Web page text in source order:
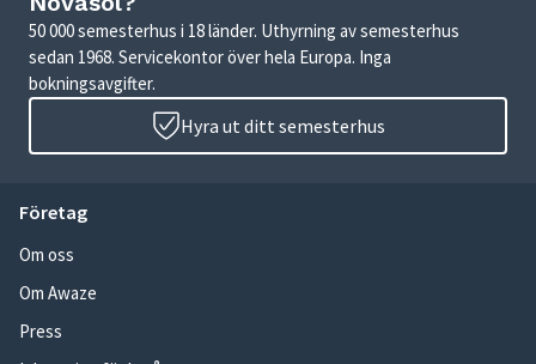
50 000 semesterhus i 18 länder. Uthyrning av semesterhus
sedan 1968. Servicekontor över hela Europa. Inga
bokningsavgifter.
Hyra ut ditt semesterhus
Företag
Om oss
Om Awaze
Press